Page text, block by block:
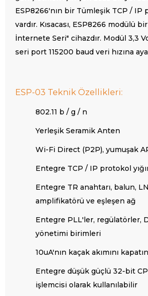
ESP8266'nın bir Tümleşik TCP / IP
vardır. Kısacası, ESP8266 modülü
İnternete Seri" cihazdır. Modül 3,3
seri port 115200 baud veri hızına
ESP-03 Teknik Özellikleri:
802.11 b / g / n
Yerleşik Seramik Anten
Wi-Fi Direct (P2P), yumuşak
Entegre TCP / IP protokol
Entegre TR anahtarı, balun,
amplifikatörü ve eşleşen ağ
Entegre PLL'ler, regülatörler,
yönetimi birimleri
10uA'nın kaçak akımını kapatın
Entegre düşük güçlü 32-bit
işlemcisi olarak kullanılabilir